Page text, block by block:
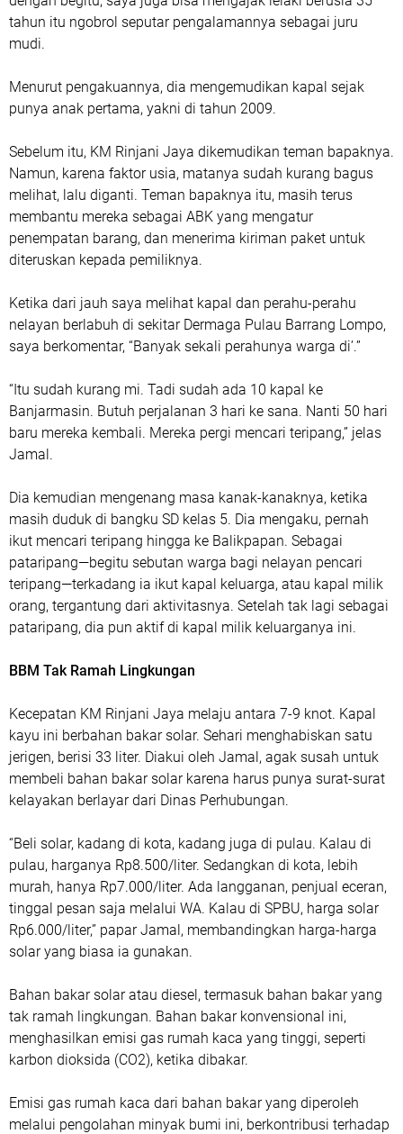
tahun itu ngobrol seputar pengalamannya sebagai juru
mudi.
Menurut pengakuannya, dia mengemudikan kapal sejak
punya anak pertama, yakni di tahun 2009.
Sebelum itu, KM Rinjani Jaya dikemudikan teman bapaknya.
Namun, karena faktor usia, matanya sudah kurang bagus
melihat, lalu diganti. Teman bapaknya itu, masih terus
membantu mereka sebagai ABK yang mengatur
penempatan barang, dan menerima kiriman paket untuk
diteruskan kepada pemiliknya.
Ketika dari jauh saya melihat kapal dan perahu-perahu
nelayan berlabuh di sekitar Dermaga Pulau Barrang Lompo,
saya berkomentar, “Banyak sekali perahunya warga di’.”
“Itu sudah kurang mi. Tadi sudah ada 10 kapal ke
Banjarmasin. Butuh perjalanan 3 hari ke sana. Nanti 50 hari
baru mereka kembali. Mereka pergi mencari teripang,” jelas
Jamal.
Dia kemudian mengenang masa kanak-kanaknya, ketika
masih duduk di bangku SD kelas 5. Dia mengaku, pernah
ikut mencari teripang hingga ke Balikpapan. Sebagai
pataripang—begitu sebutan warga bagi nelayan pencari
teripang—terkadang ia ikut kapal keluarga, atau kapal milik
orang, tergantung dari aktivitasnya. Setelah tak lagi sebagai
pataripang, dia pun aktif di kapal milik keluarganya ini.
BBM Tak Ramah Lingkungan
Kecepatan KM Rinjani Jaya melaju antara 7-9 knot. Kapal
kayu ini berbahan bakar solar. Sehari menghabiskan satu
jerigen, berisi 33 liter. Diakui oleh Jamal, agak susah untuk
membeli bahan bakar solar karena harus punya surat-surat
kelayakan berlayar dari Dinas Perhubungan.
“Beli solar, kadang di kota, kadang juga di pulau. Kalau di
pulau, harganya Rp8.500/liter. Sedangkan di kota, lebih
murah, hanya Rp7.000/liter. Ada langganan, penjual eceran,
tinggal pesan saja melalui WA. Kalau di SPBU, harga solar
Rp6.000/liter,” papar Jamal, membandingkan harga-harga
solar yang biasa ia gunakan.
Bahan bakar solar atau diesel, termasuk bahan bakar yang
tak ramah lingkungan. Bahan bakar konvensional ini,
menghasilkan emisi gas rumah kaca yang tinggi, seperti
karbon dioksida (CO2), ketika dibakar.
Emisi gas rumah kaca dari bahan bakar yang diperoleh
melalui pengolahan minyak bumi ini, berkontribusi terhadap